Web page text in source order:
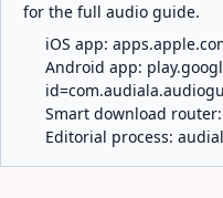
for the full audio guide.
iOS app:
Android app:
Smart download router:
Editorial process: